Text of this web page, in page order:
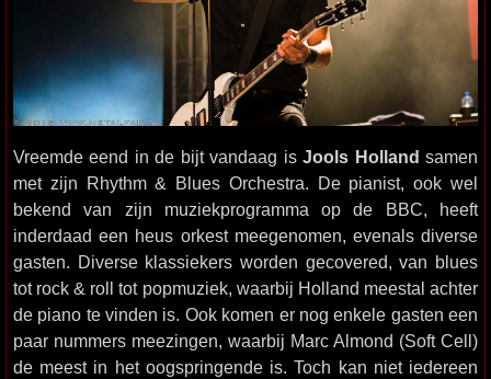
Vreemde eend in de bijt vandaag isJools Holland samen
met zijn Rhythm & Blues Orchestra. De pianist, ook wel
bekend van zijn muziekprogramma op de BBC, heeft
inderdaad een heus orkest meegenomen, evenals diverse
gasten. Diverse klassiekers worden gecovered, van blues
tot rock & roll tot popmuziek, waarbij Holland meestal achter
de piano te vinden is. Ook komen er nog enkele gasten een
paar nummers meezingen, waarbij Marc Almond (Soft Cell)
de meest in het oogspringende is. Toch kan niet iedereen